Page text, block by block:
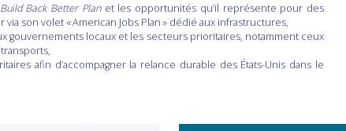
Build Back Better Planet les opportunités qu’il représente pour des
son volet « American Jobs Plan » dédié aux infrastructures,
gouvernements locaux et les secteurs prioritaires, notamment ceux
afin d’accompagner la relance durable des États-Unis dans le